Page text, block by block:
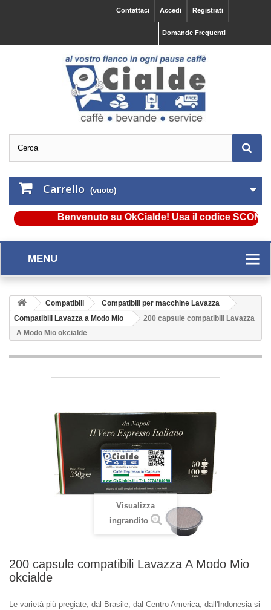
Registrati
Accedi
Contattaci
Domande Frequenti
Carrello (vuoto)
Benvenuto su OkCialde! Usa il codice
MENU
Compatibili
Compatibili per macchine Lavazza
Compatibili Lavazza a Modo Mio
200 capsule compatibili Lavazza
A Modo Mio okcialde
Visualizza
ingrandito
200 capsule compatibili Lavazza A Modo Mio
okcialde
Le varietà più pregiate, dal Brasile, dal Centro America, dall'Indonesia si